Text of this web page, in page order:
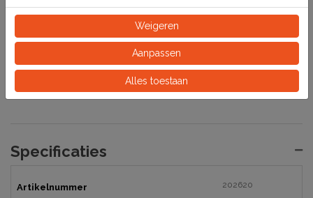
Herhaal indien nodig.
Voor kleding: daarna wassen in de wasmachine.
Let op: geen reinigers met oplosmiddelen gebruiken.
Specificaties
Artikelnummer 202620
Weigeren
Aanpassen
Alles toestaan